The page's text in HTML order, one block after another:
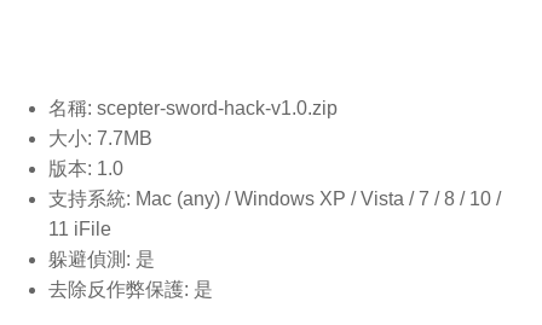
名稱: scepter-sword-hack-v1.0.zip
大小: 7.7MB
版本: 1.0
支持系統: Mac (any) / Windows XP / Vista / 7 / 8 / 10 /
11 iFile
躲避偵測: 是
去除反作弊保護: 是